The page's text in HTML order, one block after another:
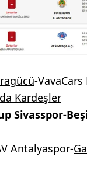
-VavaCars
Kardeşler
Sivasspor-
Antalyaspor-